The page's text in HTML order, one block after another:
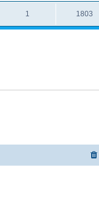
1 1803